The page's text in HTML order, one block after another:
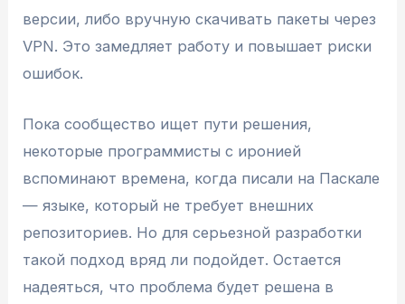
версии, либо вручную скачивать пакеты через
VPN. Это замедляет работу и повышает риски
ошибок.
Пока сообщество ищет пути решения,
некоторые программисты с иронией
вспоминают времена, когда писали на Паскале
— языке, который не требует внешних
репозиториев. Но для серьезной разработки
такой подход вряд ли подойдет. Остается
надеяться, что проблема будет решена в